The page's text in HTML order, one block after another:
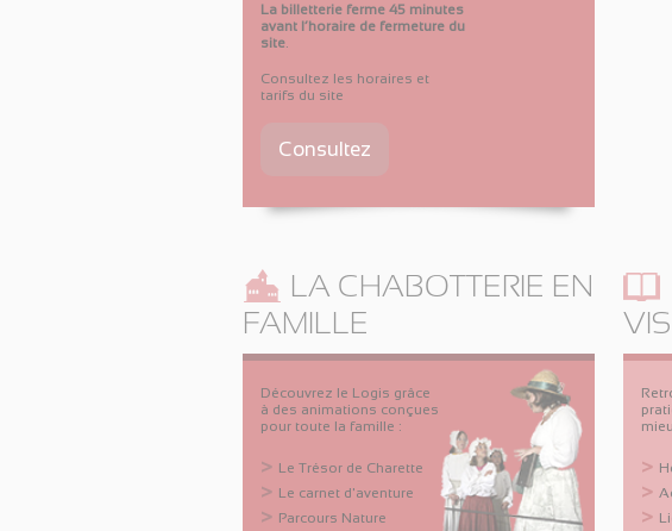
La billetterie ferme 45 minutes
avant l’horaire de fermeture du
site.
Consultez les horaires et
tarifs du site
Consultez
LA CHABOTTERIE EN
FAMILLE
Découvrez le Logis grâce
à des animations conçues
pour toute la famille :
Le Trésor de Charette
Le carnet d'aventure
Parcours Nature